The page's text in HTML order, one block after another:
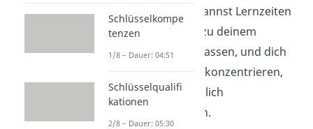
lernen. Du kannst Lernzeiten
wählen, die zu deinem
Lebensstil
passen, und dich
konzentrieren,
die dich wirklich
interessieren.
Schlüsselkompe
tenzen
1/8 – Dauer: 04:51
Schlüsselqualifi
kationen
2/8 – Dauer: 05:30